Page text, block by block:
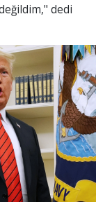
dedi